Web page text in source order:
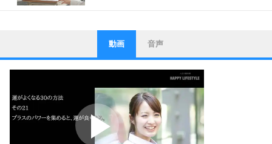
1
ストレス対策
他人と比べない。
いっそのこと、他人を見ない。
いらいらしない人になる30の方法
プラス思考
ポジティブになれない原因は、行動しないから。
ポジティブ思考になる30の方法
動画 音声